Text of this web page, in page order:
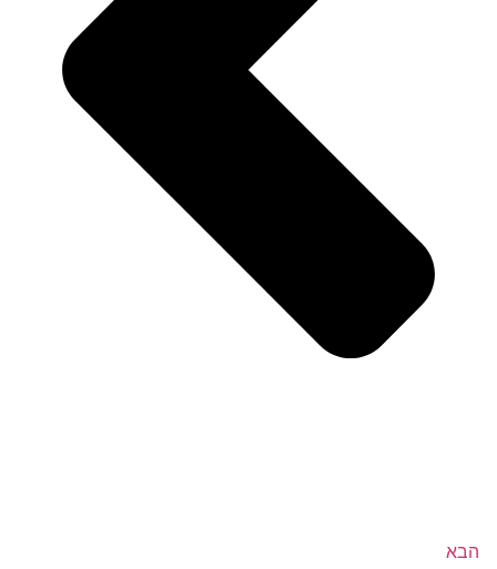
הבא